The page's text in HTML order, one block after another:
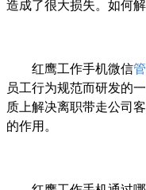
造成了很大损失。 如何
红鹰工作手机微信
员工行为规范而研发的
质上解决离职带走公司
的作用。